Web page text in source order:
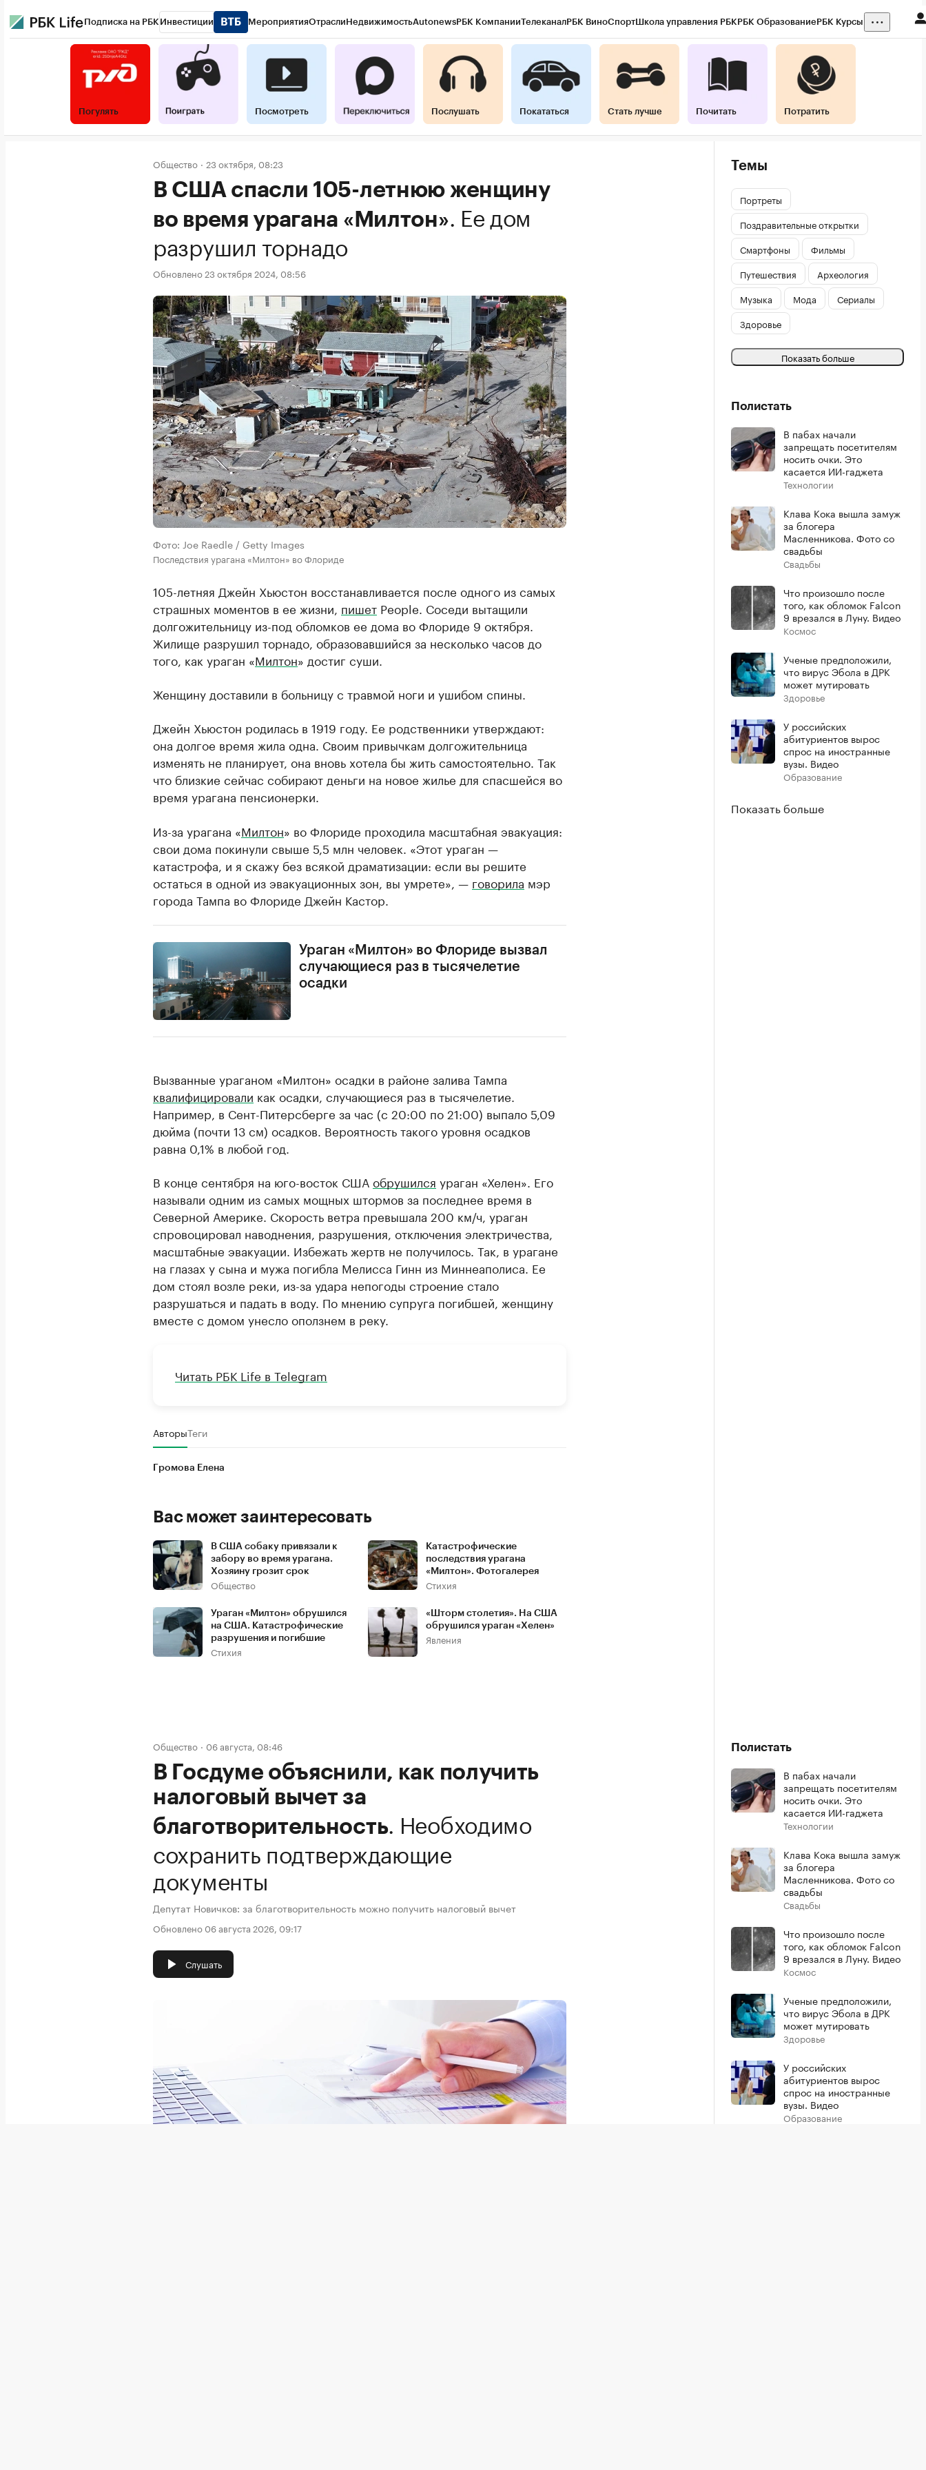
Подписка на РБК Инвестиции МероприятияОтраслиНедвижимостьAutonewsРБК КомпанииТелеканалРБК ВиноСпортШкола управления РБКРБК ОбразованиеРБК Курсы
Погулять Посмотреть Послушать Покататься Стать лучше Почитать Потратить
Общество 23 октября, 08:23
В США спасли 105-летнюю женщину
во время урагана «Милтон». Ее дом
разрушил торнадо
Обновлено 23 октября 2024, 08:56
Фото: Joe Raedle / Getty Images
Последствия урагана «Милтон» во Флориде
105-летняя Джейн Хьюстон восстанавливается после одного из самых
страшных моментов в ее жизни, пишет People. Соседи вытащили
долгожительницу из-под обломков ее дома во Флориде 9 октября.
Жилище разрушил торнадо, образовавшийся за несколько часов до
того, как ураган «Милтон» достиг суши.
Женщину доставили в больницу с травмой ноги и ушибом спины.
Джейн Хьюстон родилась в 1919 году. Ее родственники утверждают:
она долгое время жила одна. Своим привычкам долгожительница
изменять не планирует, она вновь хотела бы жить самостоятельно. Так
что близкие сейчас собирают деньги на новое жилье для спасшейся во
время урагана пенсионерки.
Из-за урагана «Милтон» во Флориде проходила масштабная эвакуация:
свои дома покинули свыше 5,5 млн человек. «Этот ураган —
катастрофа, и я скажу без всякой драматизации: если вы решите
остаться в одной из эвакуационных зон, вы умрете», — говорила мэр
города Тампа во Флориде Джейн Кастор.
Ураган «Милтон» во Флориде вызвал
случающиеся раз в тысячелетие
осадки
Вызванные ураганом «Милтон» осадки в районе залива Тампа
квалифицировали как осадки, случающиеся раз в тысячелетие.
Например, в Сент-Питерсберге за час (с 20:00 по 21:00) выпало 5,09
дюйма (почти 13 см) осадков. Вероятность такого уровня осадков
равна 0,1% в любой год.
В конце сентября на юго-восток США обрушился ураган «Хелен». Его
называли одним из самых мощных штормов за последнее время в
Северной Америке. Скорость ветра превышала 200 км/ч, ураган
спровоцировал наводнения, разрушения, отключения электричества,
масштабные эвакуации. Избежать жертв не получилось. Так, в урагане
на глазах у сына и мужа погибла Мелисса Гинн из Миннеаполиса. Ее
дом стоял возле реки, из-за удара непогоды строение стало
разрушаться и падать в воду. По мнению супруга погибшей, женщину
вместе с домом унесло оползнем в реку.
Читать РБК Life в Telegram
АвторыТеги
Громова Елена
Вас может заинтересовать
В США собаку привязали к
забору во время урагана.
Хозяину грозит срок
Общество
Катастрофические
последствия урагана
«Милтон». Фотогалерея
Стихия
Ураган «Милтон» обрушился
на США. Катастрофические
разрушения и погибшие
Стихия
«Шторм столетия». На США
обрушился ураган «Хелен»
Явления
Темы
Портреты
Поздравительные открытки
Смартфоны
Фильмы
Путешествия
Археология
Музыка
Мода
Сериалы
Здоровье
Показать больше
Полистать
В пабах начали
запрещать посетителям
носить очки. Это
касается ИИ-гаджета
Технологии
Клава Кока вышла замуж
за блогера
Масленникова. Фото со
свадьбы
Свадьбы
Что произошло после
того, как обломок Falcon
9 врезался в Луну. Видео
Космос
Ученые предположили,
что вирус Эбола в ДРК
может мутировать
Здоровье
У российских
абитуриентов вырос
спрос на иностранные
вузы. Видео
Образование
Показать больше
Общество 06 августа, 08:46
В Госдуме объяснили, как получить
налоговый вычет за
благотворительность. Необходимо
сохранить подтверждающие
документы
Депутат Новичков: за благотворительность можно получить налоговый вычет
Обновлено 06 августа 2026, 09:17
Слушать
Полистать
В пабах начали
запрещать посетителям
носить очки. Это
касается ИИ-гаджета
Технологии
Клава Кока вышла замуж
за блогера
Масленникова. Фото со
свадьбы
Свадьбы
Что произошло после
того, как обломок Falcon
9 врезался в Луну. Видео
Космос
Ученые предположили,
что вирус Эбола в ДРК
может мутировать
Здоровье
У российских
абитуриентов вырос
спрос на иностранные
вузы. Видео
Образование